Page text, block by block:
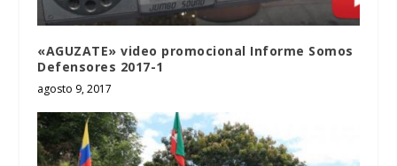
«AGUZATE» video promocional Informe Somos
Defensores 2017-1
agosto 9, 2017